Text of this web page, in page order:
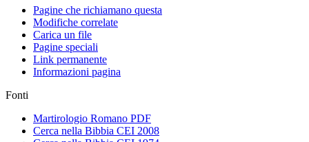
Pagine che richiamano questa
Modifiche correlate
Carica un file
Pagine speciali
Link permanente
Informazioni pagina
Fonti
Martirologio Romano PDF
Cerca nella Bibbia CEI 2008